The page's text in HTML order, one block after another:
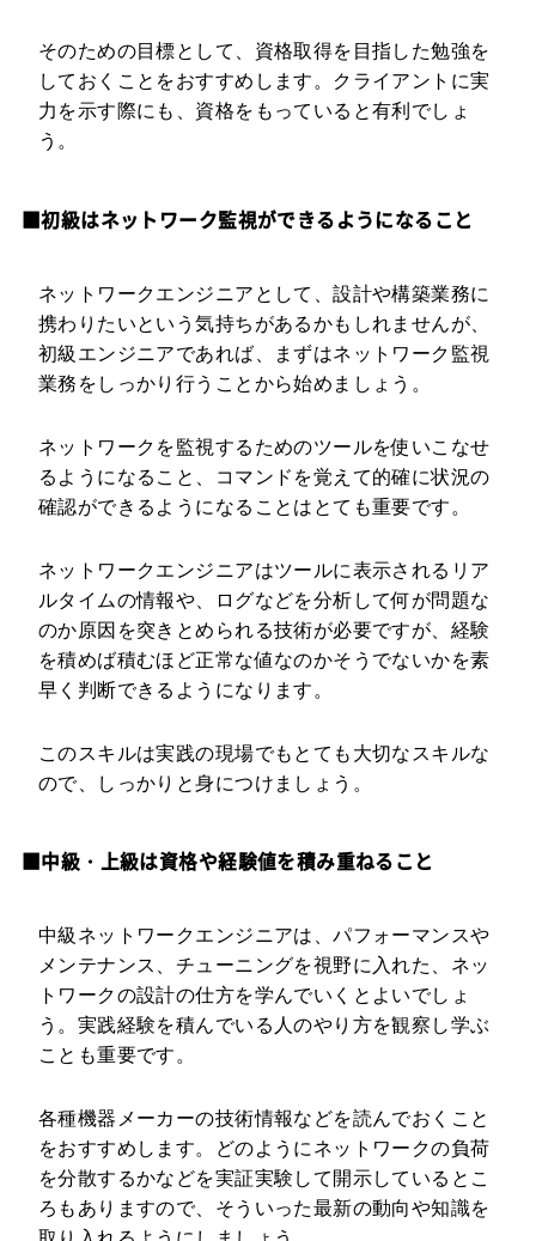
そのための目標として、資格取得を目指した勉強を
しておくことをおすすめします。クライアントに実
力を示す際にも、資格をもっていると有利でしょ
う。
■初級はネットワーク監視ができるようになること
ネットワークエンジニアとして、設計や構築業務に
携わりたいという気持ちがあるかもしれませんが、
初級エンジニアであれば、まずはネットワーク監視
業務をしっかり行うことから始めましょう。
ネットワークを監視するためのツールを使いこなせ
るようになること、コマンドを覚えて的確に状況の
確認ができるようになることはとても重要です。
ネットワークエンジニアはツールに表示されるリア
ルタイムの情報や、ログなどを分析して何が問題な
のか原因を突きとめられる技術が必要ですが、経験
を積めば積むほど正常な値なのかそうでないかを素
早く判断できるようになります。
このスキルは実践の現場でもとても大切なスキルな
ので、しっかりと身につけましょう。
■中級・上級は資格や経験値を積み重ねること
中級ネットワークエンジニアは、パフォーマンスや
メンテナンス、チューニングを視野に入れた、ネッ
トワークの設計の仕方を学んでいくとよいでしょ
う。実践経験を積んでいる人のやり方を観察し学ぶ
ことも重要です。
各種機器メーカーの技術情報などを読んでおくこと
をおすすめします。どのようにネットワークの負荷
を分散するかなどを実証実験して開示しているとこ
ろもありますので、そういった最新の動向や知識を